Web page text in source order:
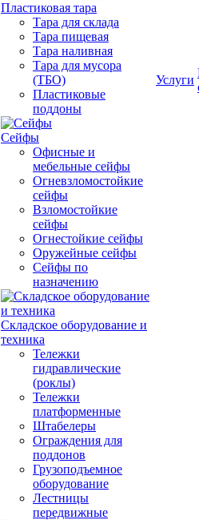
Пластиковая тара
Тара для склада
Тара пищевая
Тара наливная
Тара для мусора
(ТБО)
Пластиковые
поддоны
Сейфы
Офисные и
мебельные сейфы
Огневзломостойкие
сейфы
Взломостойкие
сейфы
Огнестойкие сейфы
Оружейные сейфы
Сейфы по
назначению
Складское оборудование и
техника
Тележки
гидравлические
(роклы)
Тележки
платформенные
Штабелеры
Ограждения для
поддонов
Грузоподъемное
оборудование
Лестницы
передвижные
Услуги